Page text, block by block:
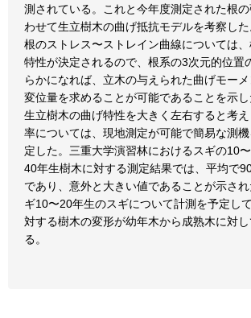
測されている。これと今年度測定された根
わせて生立樹木の曲げ抵抗モデルを考察した
根のストレス〜ストレイン曲線については
特性が決定されるので、根系の3次元的位置
らかになれば、立木の与えられた曲げモー
変位量を求めることが可能であることを示し
生立樹木の曲げ特性を大きく左右すると考
率については、現地測定が可能で簡易な測機
定した。三重大学演習林におけるスギの10
40年生樹木に対する測定結果では、平均で
であり、意外と大きい値であることが示さ
ギ10〜20年生のスギについて計測を予定し
対する樹木の変形が幼年木から成熟木に対
る。